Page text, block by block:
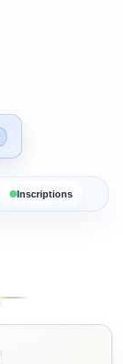
Inscriptions